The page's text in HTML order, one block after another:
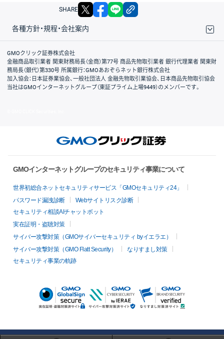
SHARE X facebook
各種方針・規程・会社案内
取引規程・約款
サイトマップ
その他のご案内
個人情報保護方針
最良執行方針
サイトのご利用について
ディスクレイマー
信託保全
リスク説明
会社案内
GMOクリック証券株式会社
金融商品取引業者 関東財務局長（金商）第77号 商品先物取引業者 銀行代理業者 関東財
務局長（銀代）第330号 所属銀行：GMOあおぞらネット銀行株式会社
加入協会：日本証券業協会、一般社団法人 金融先物取引業協会、日本商品先物取引協会
当社はGMOインターネットグループ（東証プライム上場9449）のメンバーです。
GMOインターネットグループのセキュリティ事業について
世界初総合ネットセキュリティサービス「GMOセキュリティ24」
パスワード漏洩診断
Webサイトリスク診断
セキュリティ相談AIチャットボット
実在証明・盗聴対策
サイバー攻撃対策（GMOサイバーセキュリティ byイエラエ）
サイバー攻撃対策（GMO Flatt Security）
なりすまし対策
セキュリティ事業の軌跡